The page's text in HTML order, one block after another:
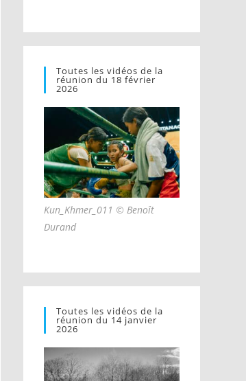
Toutes les vidéos de la
réunion du 18 février
2026
Kun_Khmer_011 © Benoît
Durand
Toutes les vidéos de la
réunion du 14 janvier
2026